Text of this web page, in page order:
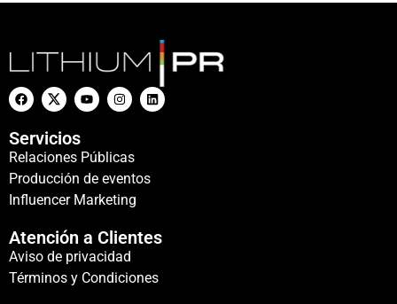
Servicios
Relaciones Públicas
Producción de eventos
Influencer Marketing
Atención a Clientes
Aviso de privacidad
Términos y Condiciones